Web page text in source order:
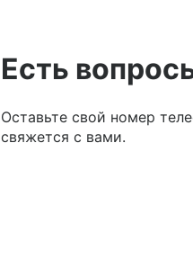
Есть
Оставьте свой номер
свяжется с вами.